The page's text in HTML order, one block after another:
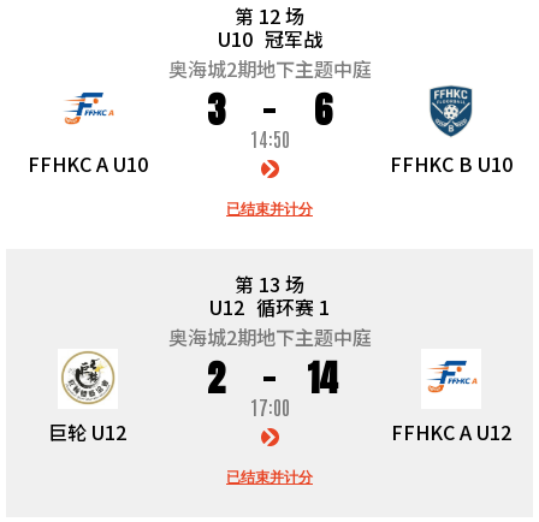
第 12 场
U10 冠军战
奥海城2期地下主题中庭
FFHKC A U10
3 6
14:50
已结束并计分
FFHKC B U10
第 13 场
U12 循环赛 1
奥海城2期地下主题中庭
巨轮 U12
2 14
17:00
已结束并计分
FFHKC A U12